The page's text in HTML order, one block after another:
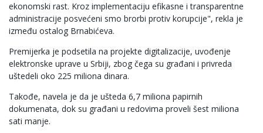
ekonomski rast. Kroz implementaciju efikasne i transparentne
administracije posvećeni smo brorbi protiv korupcije", rekla je
između ostalog Brnabićeva.
Premijerka je podsetila na projekte digitalizacije, uvođenje
elektronske uprave u Srbiji, zbog čega su građani i privreda
uštedeli oko 225 miliona dinara.
Takođe, navela je da je ušteda 6,7 miliona papirnih
dokumenata, dok su građani u redovima proveli šest miliona
sati manje.